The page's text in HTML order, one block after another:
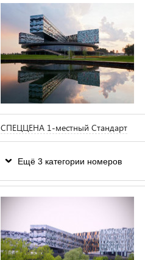
СПЕЦЦЕНА 1-местный Стандарт
Ещё 3 категории номеров